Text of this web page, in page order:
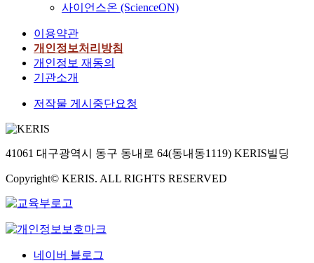
사이언스온 (ScienceON)
이용약관
개인정보처리방침
개인정보 재동의
기관소개
저작물 게시중단요청
41061 대구광역시 동구 동내로 64(동내동1119) KERIS빌딩
Copyright© KERIS. ALL RIGHTS RESERVED
네이버 블로그